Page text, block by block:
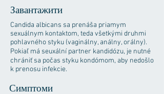
Завантажити
Candida albicans sa prenáša priamym
sexuálnym kontaktom, teda všetkými druhmi
pohlavného styku (vaginálny, análny, orálny).
Pokiaľ má seuxální partner kandidózu, je nutné
chrániť sa počas styku kondómom, aby nedošlo
k prenosu infekcie.
Симптоми